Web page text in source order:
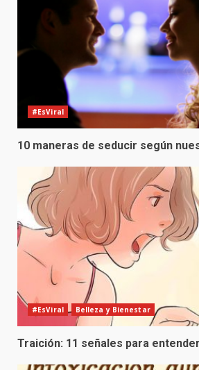
#EsViral
10 maneras de seducir según
#EsViral Belleza y Bienestar
Traición: 11 señales para